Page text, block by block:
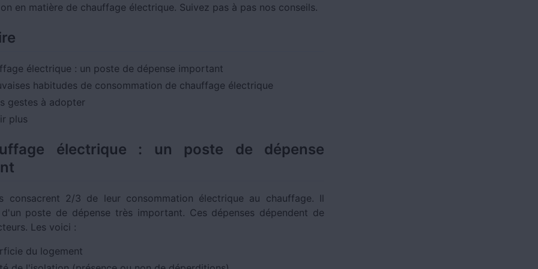
en matière de chauffage électrique. Suivez pas à pas nos conseils.
électrique : un poste de dépense important
habitudes de consommation de chauffage électrique
gestes à adopter
plus
électrique : un poste de dépense
consacrent 2/3 de leur consommation électrique au chauffage. Il
poste de dépense très important. Ces dépenses dépendent de
Les voici :
du logement